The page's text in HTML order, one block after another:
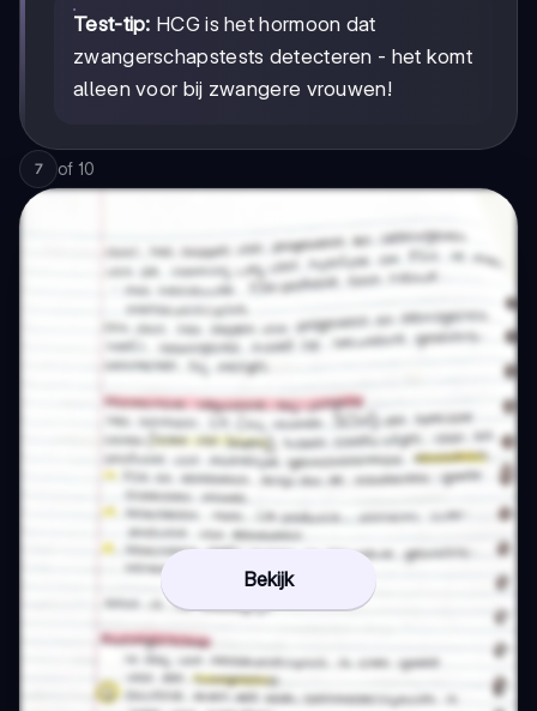
Test-tip: HCG is het hormoon dat
zwangerschapstests detecteren - het komt
alleen voor bij zwangere vrouwen!
7 of 10
Bekijk